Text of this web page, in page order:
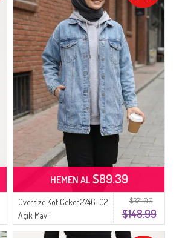
$371.00
$148.99
Oversize Kot Ceket 2746-02
Açık Mavi
HEMEN AL$89.39